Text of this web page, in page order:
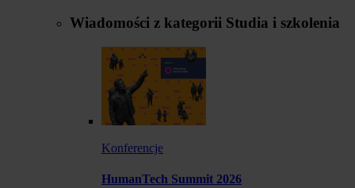
Wiadomości z kategorii Studia i szkolenia
Konferencje
HumanTech Summit 2026